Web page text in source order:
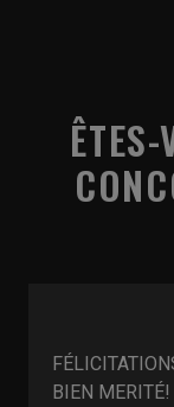
BIEN